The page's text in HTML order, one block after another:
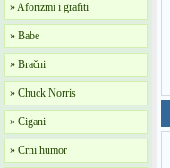
» Aforizmi i grafiti
» Babe
» Bračni
» Chuck Norris
» Cigani
» Crni humor